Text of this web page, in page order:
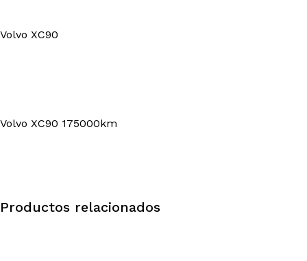
Volvo XC90
Volvo XC90 175000km
Productos relacionados